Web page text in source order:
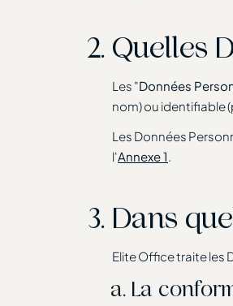
Quelles
Les "Données
nom) ou identifiable
Les Données
l'Annexe 1.
Dans
Elite Office traite les
La